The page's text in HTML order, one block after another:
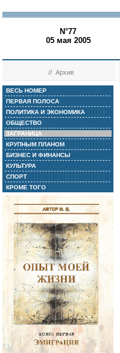
N°77
05 мая 2005
//Архив
ВЕСЬ НОМЕР
ПЕРВАЯ ПОЛОСА
ПОЛИТИКА И ЭКОНОМИКА
ОБЩЕСТВО
ЗАГРАНИЦА
КРУПНЫМ ПЛАНОМ
БИЗНЕС И ФИНАНСЫ
КУЛЬТУРА
СПОРТ
КРОМЕ ТОГО